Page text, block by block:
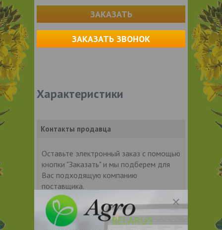
ЗАКАЗАТЬ
ЗАКАЗАТЬ ЗВОНОК
Характеристики
Контакты продавца
Оставьте электронный заказ с помощью
кнопки "Заказать" и мы подберем для
Вас подходящую компанию
поставщика.